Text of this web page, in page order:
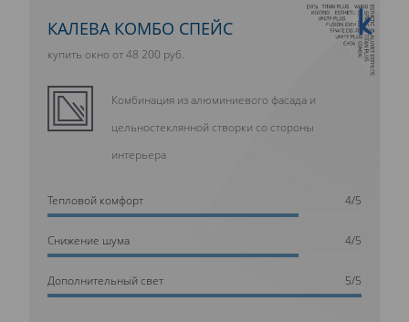
10 ЛЕТ ГАРАНТИИ
КАЛЕВА КОМБО СПЕЙС
купить окно от 48 200 руб.
Комбинация из алюминиевого фасада и
цельностеклянной створки со стороны
интерьера
Тепловой комфорт 4/5
Cнижение шума 4/5
Дополнительный свет 5/5